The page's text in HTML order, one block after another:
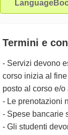
Termini e
- Servizi devono
corso inizia al
posto al corso e/o
- Le prenotazioni
- Spese bancarie
- Gli studenti